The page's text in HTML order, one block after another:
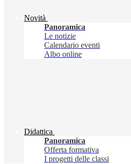
Novità
Panoramica
Le notizie
Calendario eventi
Albo online
Didattica
Panoramica
Offerta formativa
I progetti delle classi